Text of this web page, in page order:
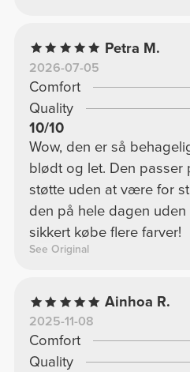
Petra M.
2026-07-05
Comfort
Quality
10/10
Wow, den er så
blødt og let. Den passer
støtte uden at være for
den på hele dagen uden
sikkert købe flere farver!
See Original
Ainhoa R.
2025-11-08
Comfort
Quality